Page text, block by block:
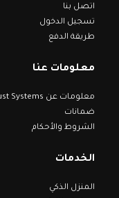
اتصل بنا
تسجيل الدخول
طريقة الدفع
معلومات عنا
معلومات عن I-Trust Systems
ضمانات
الشروط والأحكام
الخدمات
المنزل الذكي